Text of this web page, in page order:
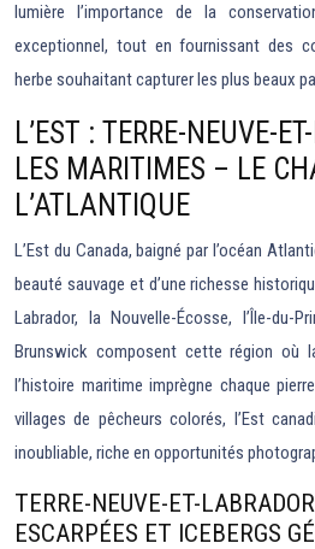
lumière l’importance de la
exceptionnel, tout en fournissant des
herbe souhaitant capturer les plus beaux
L’EST : TERRE-NEUVE-
LES MARITIMES – LE
L’ATLANTIQUE
L’Est du Canada, baigné par l’océan
beauté sauvage et d’une richesse
Labrador, la Nouvelle-Écosse, l’Île-du-
Brunswick composent cette région où
l’histoire maritime imprègne chaque
villages de pêcheurs colorés, l’Est
inoubliable, riche en opportunités
TERRE-NEUVE-ET-
ESCARPÉES ET ICEBERGS